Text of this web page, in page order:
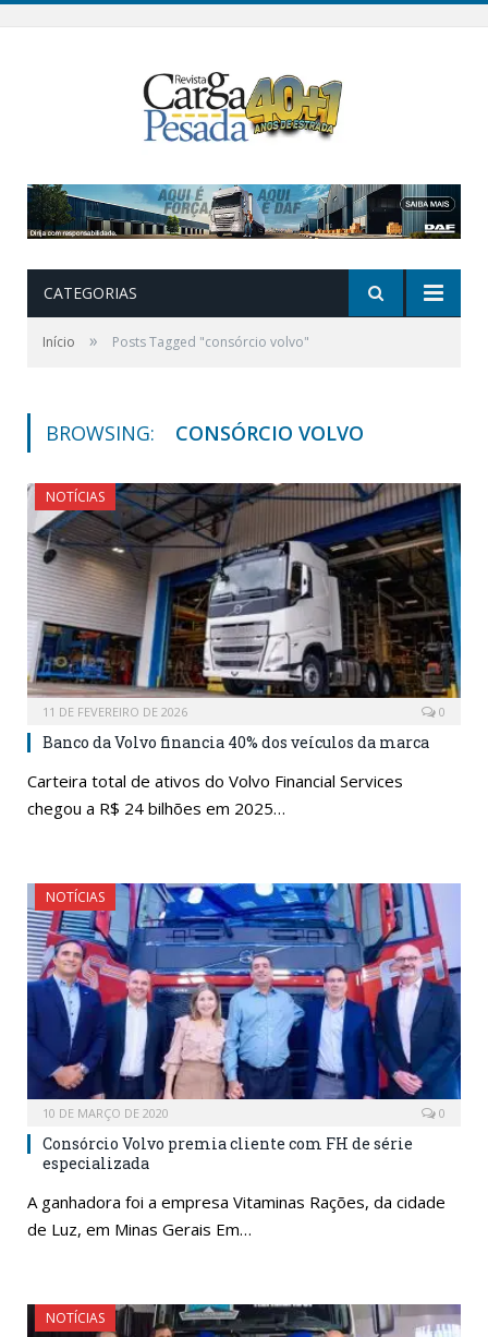
CATEGORIAS
Início » Posts Tagged "consórcio volvo"
BROWSING: CONSÓRCIO VOLVO
NOTÍCIAS
11 DE FEVEREIRO DE 2026 0
Banco da Volvo financia 40% dos veículos da marca
Carteira total de ativos do Volvo Financial Services
chegou a R$ 24 bilhões em 2025…
NOTÍCIAS
10 DE MARÇO DE 2020 0
Consórcio Volvo premia cliente com FH de série
especializada
A ganhadora foi a empresa Vitaminas Rações, da cidade
de Luz, em Minas Gerais Em…
NOTÍCIAS